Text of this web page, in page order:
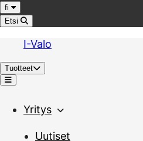
Hyppää sisältöön
Kieli
fi
Etsi
I-Valo
Tuotteet
Valikko
Yritys
Uutiset